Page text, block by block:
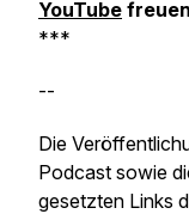
YouTube
***
--
Die
Podcast sowie
gesetzten Links